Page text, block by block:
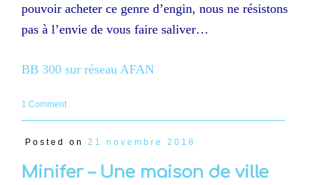
pouvoir acheter ce genre d’engin, nous ne résistons
pas à l’envie de vous faire saliver…
BB 300 sur réseau AFAN
1 Comment
Posted on 21 novembre 2018
Minifer – Une maison de ville